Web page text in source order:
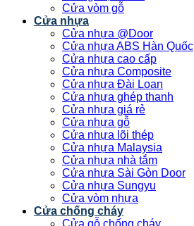
Cửa vòm gỗ
Cửa nhựa
Cửa nhựa @Door
Cửa nhựa ABS Hàn Quốc
Cửa nhựa cao cấp
Cửa nhựa Composite
Cửa nhựa Đài Loan
Cửa nhựa ghép thanh
Cửa nhựa giá rẻ
Cửa nhựa gỗ
Cửa nhựa lõi thép
Cửa nhựa Malaysia
Cửa nhựa nhà tắm
Cửa nhựa Sài Gòn Door
Cửa nhựa Sungyu
Cửa vòm nhựa
Cửa chống cháy
Cửa gỗ chống cháy